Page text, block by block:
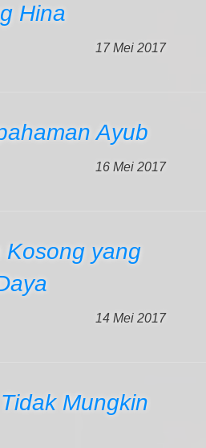
Hina
17 Mei 2017
Ayub
16 Mei 2017
Kosong yang
14 Mei 2017
Mungkin